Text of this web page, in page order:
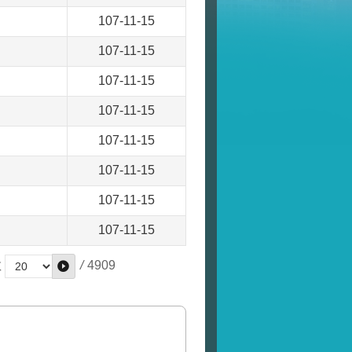
107-11-15
107-11-15
107-11-15
107-11-15
107-11-15
107-11-15
107-11-15
107-11-15
/ 4909